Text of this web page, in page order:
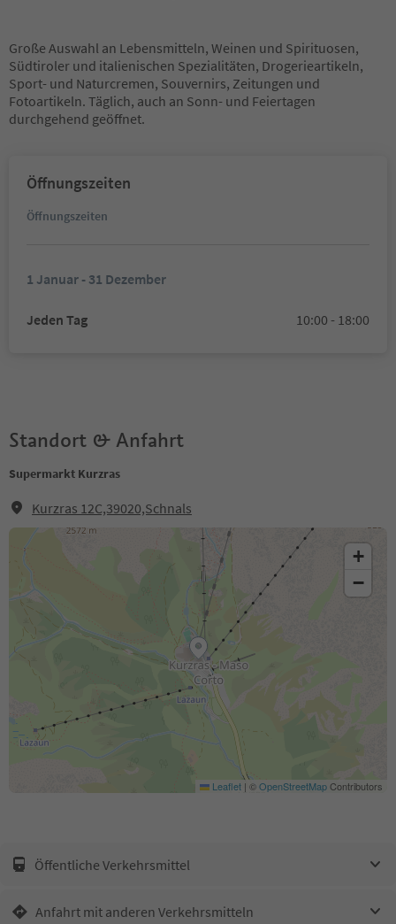
Große Auswahl an Lebensmitteln, Weinen und Spirituosen,
Südtiroler und italienischen Spezialitäten, Drogerieartikeln,
Sport- und Naturcremen, Souvernirs, Zeitungen und
Fotoartikeln. Täglich, auch an Sonn- und Feiertagen
durchgehend geöffnet.
Öffnungszeiten
Öffnungszeiten
1 Januar - 31 Dezember
Jeden Tag 10:00 - 18:00
Standort & Anfahrt
Supermarkt Kurzras
Kurzras 12C,39020,Schnals
+
−
Leaflet | ©OpenStreetMapContributors
Öffentliche Verkehrsmittel
Anfahrt mit anderen Verkehrsmitteln